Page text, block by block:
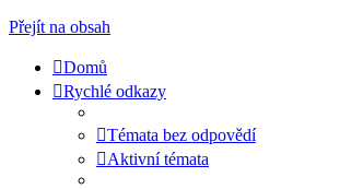
Přejít na obsah
Domů
Rychlé odkazy
Témata bez odpovědí
Aktivní témata